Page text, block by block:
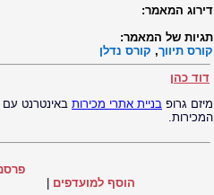
דירוג המאמר:
תגיות של המאמר:
קורס תיווך, קורס נדלן
דוד כהן
מיזם גרופ בניית אתרי מכירות באינטרנט עם
המכירות.
הוסף למועדפים